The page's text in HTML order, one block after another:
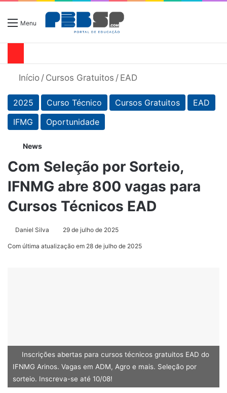
Menu
Início / Cursos Gratuitos / EAD
2025 Curso Técnico Cursos Gratuitos
EAD
IFMG
Oportunidade
News
Com Seleção por Sorteio,
IFNMG abre 800 vagas para
Cursos Técnicos EAD
Daniel Silva 29 de julho de 2025
Com última atualização em 28 de julho de 2025
Inscrições abertas para cursos técnicos gratuitos EAD do
IFNMG Arinos. Vagas em ADM, Agro e mais. Seleção por
sorteio. Inscreva-se até 10/08!